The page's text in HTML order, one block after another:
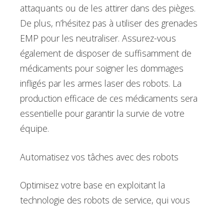
attaquants ou de les attirer dans des pièges.
De plus, n’hésitez pas à utiliser des grenades
EMP pour les neutraliser. Assurez-vous
également de disposer de suffisamment de
médicaments pour soigner les dommages
infligés par les armes laser des robots. La
production efficace de ces médicaments sera
essentielle pour garantir la survie de votre
équipe.
Automatisez vos tâches avec des robots
Optimisez votre base en exploitant la
technologie des robots de service, qui vous